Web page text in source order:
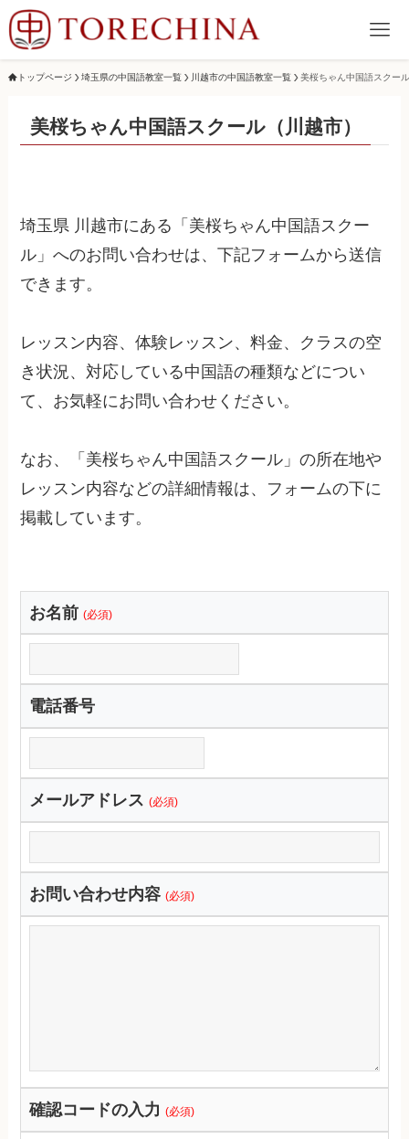
トップページ 埼玉県の中国語教室一覧 川越市の中国語教室一覧 美桜ちゃん中国語スクール
美桜ちゃん中国語スクール（川越市）
埼玉県 川越市にある「美桜ちゃん中国語スクー
ル」へのお問い合わせは、下記フォームから送信
できます。
レッスン内容、体験レッスン、料金、クラスの空
き状況、対応している中国語の種類などについ
て、お気軽にお問い合わせください。
なお、「美桜ちゃん中国語スクール」の所在地や
レッスン内容などの詳細情報は、フォームの下に
掲載しています。
お名前 (必須)
電話番号
メールアドレス (必須)
お問い合わせ内容 (必須)
確認コードの入力(必須)